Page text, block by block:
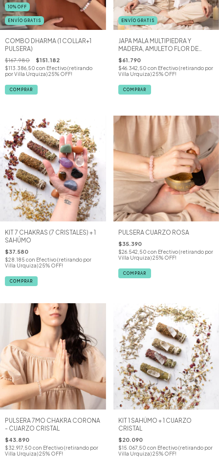
10% OFF
ENVÍO GRATIS
COMBO DHARMA (1 COLLAR+1
PULSERA)
$167.980 $151.182
$113.386,50 con Efectivo (retirando
por Villa Urquiza) 25% OFF!
COMPRAR
ENVÍO GRATIS
JAPA MALA MULTIPIEDRA Y
MADERA, AMULETO FLOR DE
LOTO
$61.790
$46.342,50 con Efectivo (retirando por
Villa Urquiza) 25% OFF!
KIT 7 CHAKRAS (7 CRISTALES) + 1
SAHÚMO
$37.580
$28.185 con Efectivo (retirando por
Villa Urquiza) 25% OFF!
COMPRAR
PULSERA CUARZO ROSA
$35.390
$26.542,50 con Efectivo (retirando por
Villa Urquiza) 25% OFF!
COMPRAR
PULSERA 7MO CHAKRA CORONA
- CUARZO CRISTAL
$43.890
$32.917,50 con Efectivo (retirando por
Villa Urquiza) 25% OFF!
KIT 1 SAHÚMO + 1 CUARZO
CRISTAL
$20.090
$15.067,50 con Efectivo (retirando por
Villa Urquiza) 25% OFF!